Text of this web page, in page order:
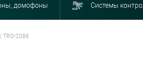
домофоны Системы
TRD-2086